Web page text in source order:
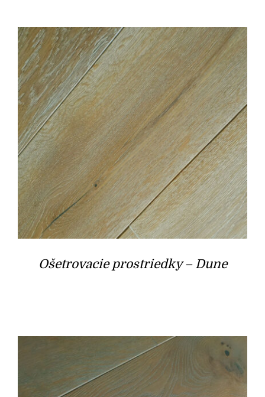
Ošetrovacie prostriedky – Dune